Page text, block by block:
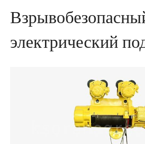
электрический